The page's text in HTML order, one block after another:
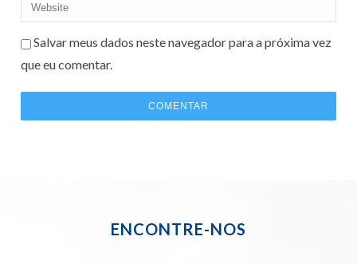
Salvar meus dados neste navegador para a próxima vez
que eu comentar.
ENCONTRE-NOS